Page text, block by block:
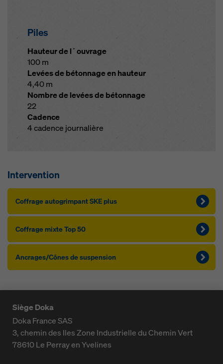
Piles
Hauteur de l´ouvrage
100 m
Levées de bétonnage en hauteur
4,40 m
Nombre de levées de bétonnage
22
Cadence
4 cadence journalière
Intervention
Cof­f­rage au­to­g­rim­pant SKE plus
Cof­f­rage mixte Top 50
An­c­rages/Cônes de sus­pen­sion
Siège Doka
Doka France SAS
3, chemin des IlesZone Industrielle du Chemin Vert
78610Le Perray en Yvelines